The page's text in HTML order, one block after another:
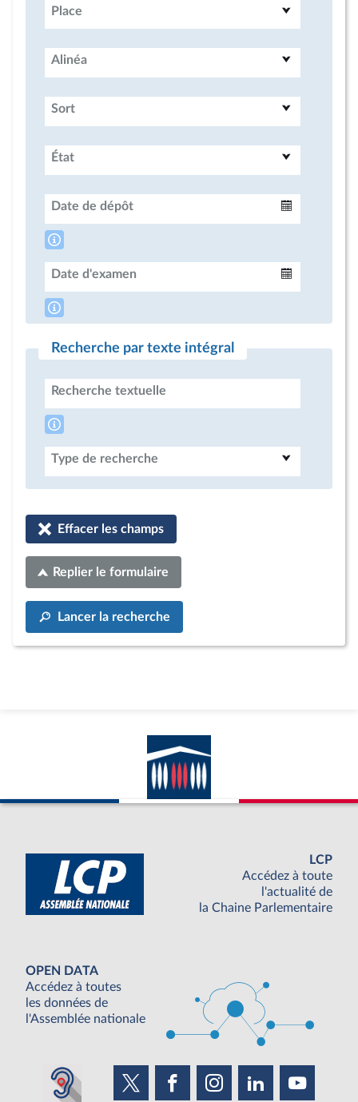
Place
Alinéa
Sort
État
Date de dépôt
Date d'examen
Recherche par texte intégral
Recherche textuelle
Type de recherche
Effacer les champs
Replier le formulaire
Lancer la recherche
LCP
Accédez à toute
l'actualité de
la Chaine Parlementaire
OPEN DATA
Accédez à toutes
les données de
l'Assemblée nationale